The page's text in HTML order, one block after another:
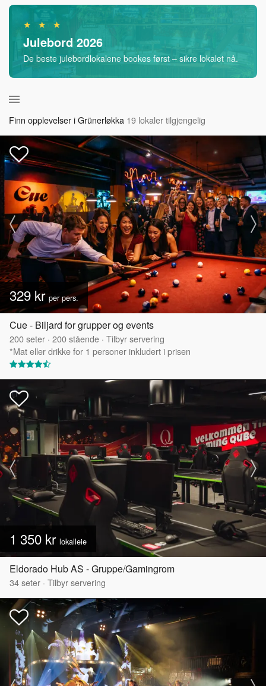
★ ★ ★
Julebord 2026
De beste julebordlokalene bookes først – sikre lokalet nå.
Finn opplevelser i Grünerløkka 19 lokaler tilgjengelig
329 kr per pers.
Cue - Biljard for grupper og events
200seter · 200stående · Tilbyr servering
*Mat eller drikke for 1 personer inkludert i prisen
1 350 kr lokalleie
Eldorado Hub AS - Gruppe/Gamingrom
34seter · Tilbyr servering